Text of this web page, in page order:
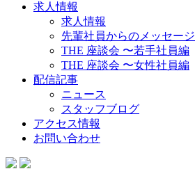
求人情報
求人情報
先輩社員からのメッセージ
THE 座談会 〜若手社員編
THE 座談会 〜女性社員編
配信記事
ニュース
スタッフブログ
アクセス情報
お問い合わせ